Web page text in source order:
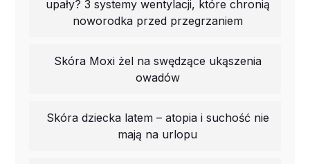
upały? 3 systemy wentylacji, które chronią
noworodka przed przegrzaniem
Skóra Moxi żel na swędzące ukąszenia
owadów
Skóra dziecka latem – atopia i suchość nie
mają na urlopu